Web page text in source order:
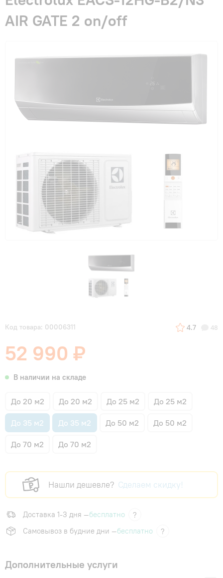
Гарантия и сервис
Акции
AIR GATE 2 on/off
Код товара: 00006311 4.7 48
52 990 ₽
В наличии на складе
До 20 м2 До 20 м2 До 25 м2 До 25 м2
До 35 м2 До 35 м2 До 50 м2 До 50 м2
До 70 м2 До 70 м2
Нашли дешевле? Сделаем скидку!
Доставка 1-3 дня —бесплатно
?
Самовывоз в будние дни —бесплатно ?
Дополнительные услуги